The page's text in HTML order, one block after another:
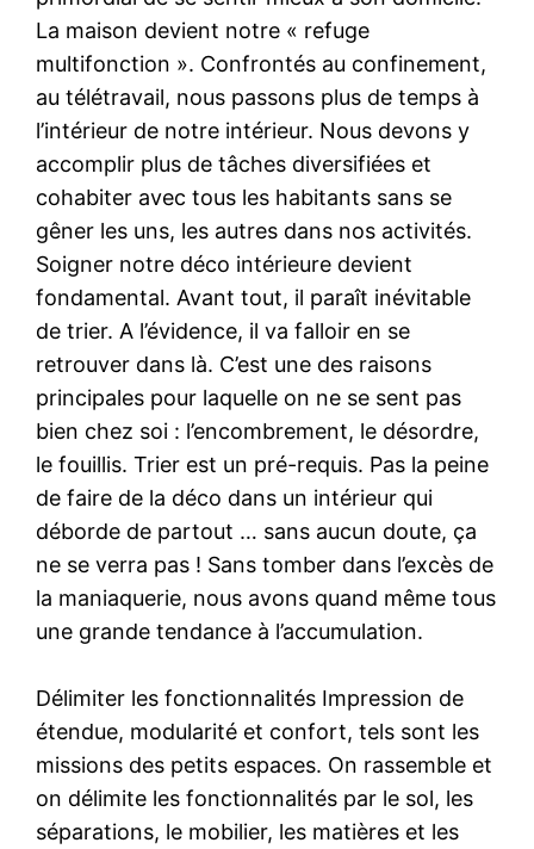
La maison devient notre « refuge
multifonction ». Confrontés au confinement,
au télétravail, nous passons plus de temps à
l’intérieur de notre intérieur. Nous devons y
accomplir plus de tâches diversifiées et
cohabiter avec tous les habitants sans se
gêner les uns, les autres dans nos activités.
Soigner notre déco intérieure devient
fondamental. Avant tout, il paraît inévitable
de trier. A l’évidence, il va falloir en se
retrouver dans là. C’est une des raisons
principales pour laquelle on ne se sent pas
bien chez soi : l’encombrement, le désordre,
le fouillis. Trier est un pré-requis. Pas la peine
de faire de la déco dans un intérieur qui
déborde de partout … sans aucun doute, ça
ne se verra pas ! Sans tomber dans l’excès de
la maniaquerie, nous avons quand même tous
une grande tendance à l’accumulation.
Délimiter les fonctionnalités Impression de
étendue, modularité et confort, tels sont les
missions des petits espaces. On rassemble et
on délimite les fonctionnalités par le sol, les
séparations, le mobilier, les matières et les